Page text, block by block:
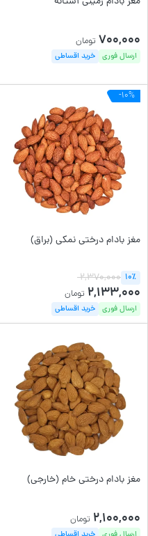
700,000 تومان
ارسال فوری خرید اقساطی
-10%
مغز بادام درختی نمکی (براق)
10٪ 2,370,000
2,133,000 تومان
ارسال فوری خرید اقساطی
مغز بادام درختی خام (خارجی)
2,100,000 تومان